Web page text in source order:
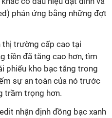
phản ứng bằng những đợt
thị trường cấp cao tại
tiền đã tăng cao hơn, tìm
phiếu kho bạc tăng trong
sự an toàn của nó trước
trầm trọng hơn.
nhận định đồng bạc xanh